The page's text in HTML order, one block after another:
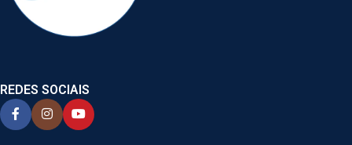
REDES SOCIAIS